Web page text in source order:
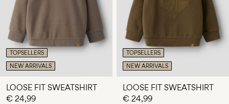
TOPSELLERS
NEW ARRIVALS
LOOSE FIT SWEATSHIRT
€ 24,99
TOPSELLERS
NEW ARRIVALS
LOOSE FIT SWEATSHIRT
€ 24,99